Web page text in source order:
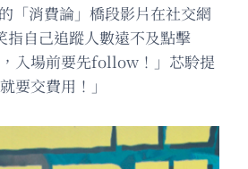
「消費論」橋段影片在社交網
指自己追蹤人數遠不及點擊
入場前要先follow！」芯駖提
要交費用！」